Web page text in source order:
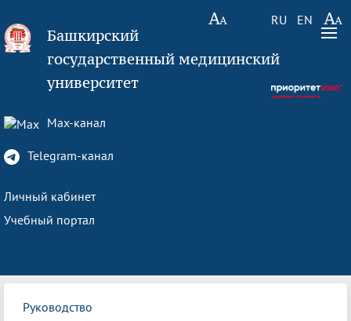
RU EN
Башкирский
государственный медицинский
университет
Max-канал
Telegram-канал
Личный кабинет
Учебный портал
Руководство